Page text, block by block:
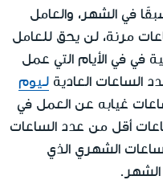
في الشهر، والعامل
مرنة، لن يحق للعامل
في في الأيام التي عمل
الساعات العادية لـيوم
غيابه عن العمل في
أقل من عدد الساعات
الشهري الذي